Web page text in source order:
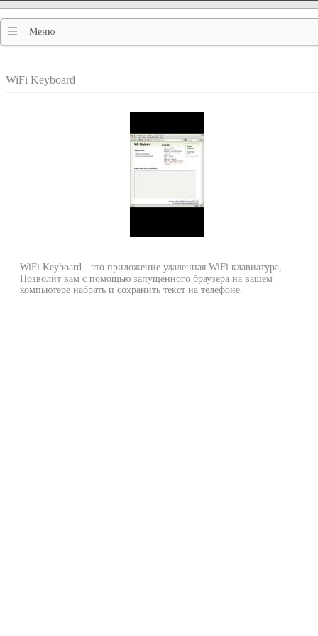
Меню
WiFi Keyboard
WiFi Keyboard - это приложение удаленная WiFi клавиатура,
Позволит вам с помощью запущенного браузера на вашем
компьютере набрать и сохранить текст на телефоне.